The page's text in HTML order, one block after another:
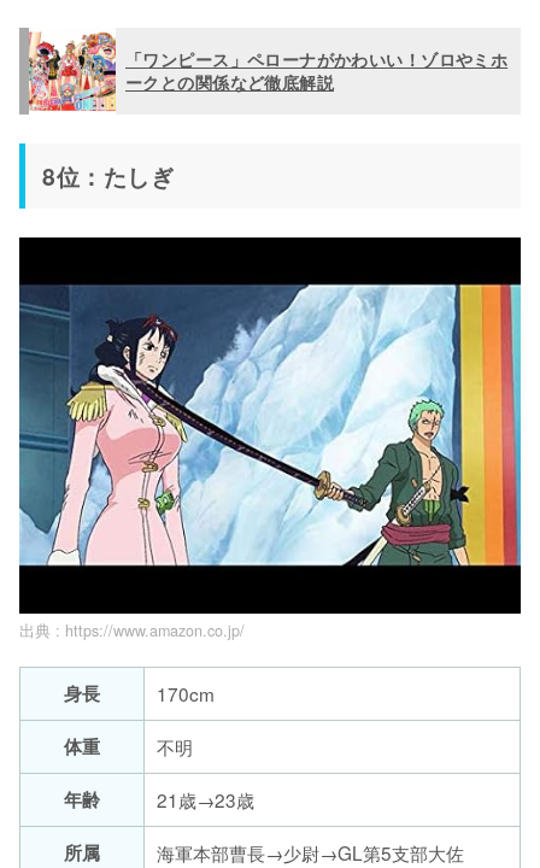
「ワンピース」ペローナがかわいい！ゾロやミホ
ークとの関係など徹底解説
8位：たしぎ
出典 : https://www.amazon.co.jp/
身長
170cm
体重
不明
年齢
21歳→23歳
所属
海軍本部曹長→少尉→GL第5支部大佐